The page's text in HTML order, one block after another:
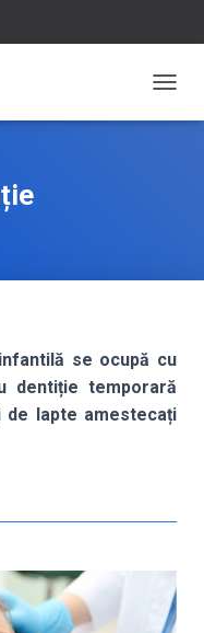
O
E
A
se ocupă cu
dentiție temporară
de lapte amestecați